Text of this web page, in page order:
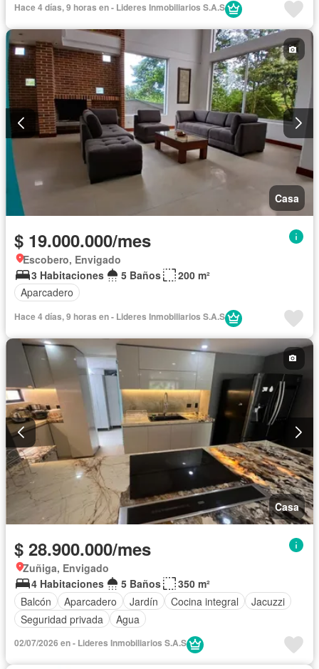
Hace 4 días, 9 horas en - Lideres Inmobiliarios S.A.S
Casa
$ 19.000.000/mes
Escobero, Envigado
3 Habitaciones
5 Baños
200 m²
Aparcadero
Hace 4 días, 9 horas en - Lideres Inmobiliarios S.A.S
Casa
$ 28.900.000/mes
Zuñiga, Envigado
4 Habitaciones
5 Baños
350 m²
Balcón
Aparcadero Jardín Cocina integral
Jacuzzi
Seguridad privada
Agua
02/07/2026 en - Lideres Inmobiliarios S.A.S